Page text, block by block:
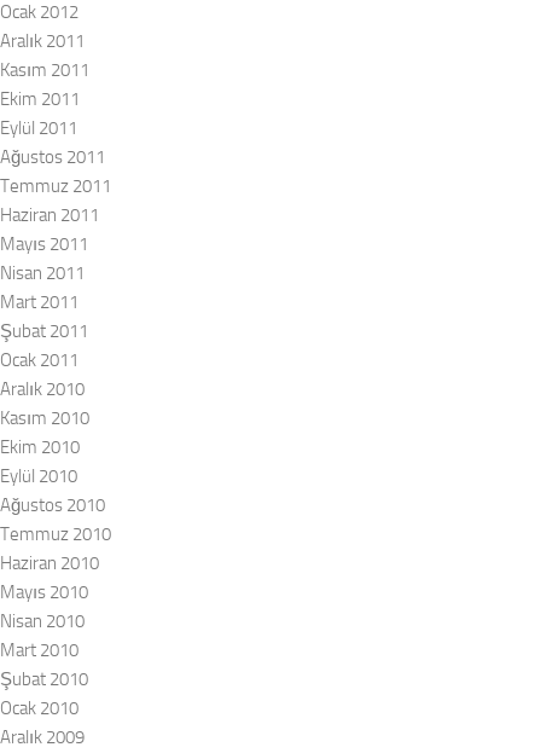
Ocak 2012
Aralık 2011
Kasım 2011
Ekim 2011
Eylül 2011
Ağustos 2011
Temmuz 2011
Haziran 2011
Mayıs 2011
Nisan 2011
Mart 2011
Şubat 2011
Ocak 2011
Aralık 2010
Kasım 2010
Ekim 2010
Eylül 2010
Ağustos 2010
Temmuz 2010
Haziran 2010
Mayıs 2010
Nisan 2010
Mart 2010
Şubat 2010
Ocak 2010
Aralık 2009